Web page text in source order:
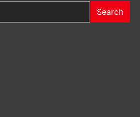
Search